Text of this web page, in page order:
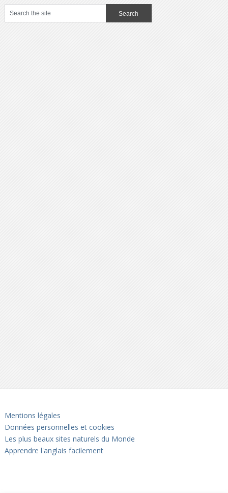
Mentions légales
Données personnelles et cookies
Les plus beaux sites naturels du Monde
Apprendre l'anglais facilement